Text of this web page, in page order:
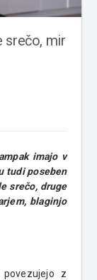
srečo, mir
imajo v
tudi poseben
srečo, druge
blaginjo
z